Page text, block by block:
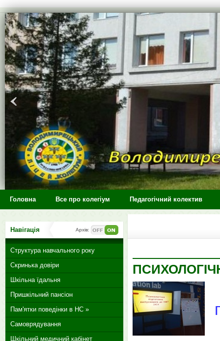
>
Головна Все про колегіум Педагогічний колектив
Навігація Архів:
Структура навчального року
Скринька довіри
Шкільна їдальня
Пришкільний пансіон
Пам'ятки поведінки в НС »
Самоврядування
Шкільний медичний кабінет